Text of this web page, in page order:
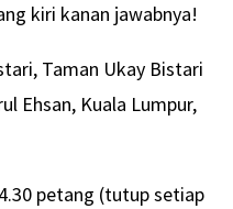
kiri kanan jawabnya!
Taman Ukay Bistari
Ehsan, Kuala Lumpur,
petang (tutup setiap